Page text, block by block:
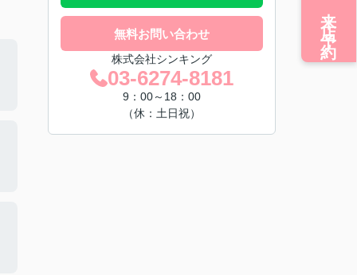
無料お問い合わせ
株式会社シンキング
03-6274-8181
9：00～18：00
（休：土日祝）
来店予約